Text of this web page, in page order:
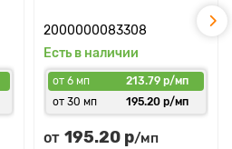
2000000083308
Есть в наличии
от 6 мп
213.79 р/мп
от 30 мп
195.20 р/мп
от 195.20 р/мп